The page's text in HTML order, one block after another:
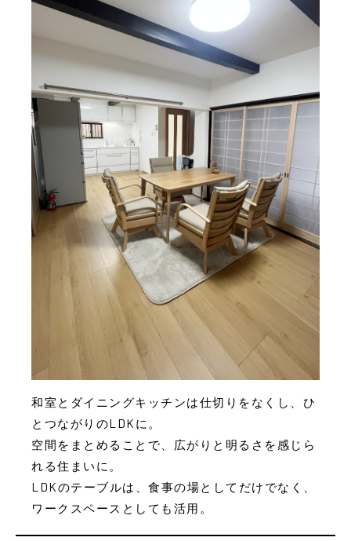
和室とダイニングキッチンは仕切りをなくし、ひ
とつながりのLDKに。
空間をまとめることで、広がりと明るさを感じら
れる住まいに。
LDKのテーブルは、食事の場としてだけでなく、
ワークスペースとしても活用。